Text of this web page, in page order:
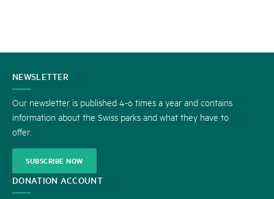
CONTACT
US
NEWSLETTER
Our newsletter is published 4-6 times a year and contains
information about the Swiss parks and what they have to
offer.
SUBSCRIBE NOW
DONATION ACCOUNT